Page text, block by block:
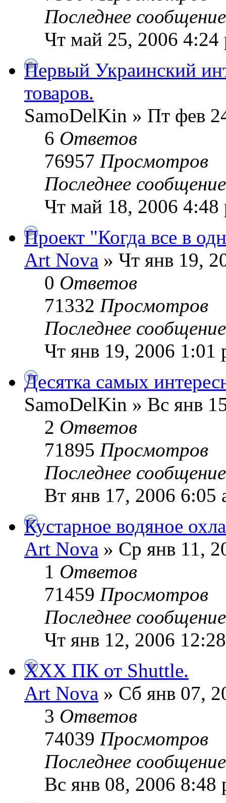
Последнее
Чт май 25, 2006 4:24
Первый Украинский
товаров.
SamoDelKin » Пт фев
6 Ответов
76957 Просмотров
Последнее
Чт май 18, 2006 4:48
Проект "Когда все в
Art Nova » Чт янв 19,
0 Ответов
71332 Просмотров
Последнее
Чт янв 19, 2006 1:01
Десятка самых
SamoDelKin » Вс янв
2 Ответов
71895 Просмотров
Последнее
Вт янв 17, 2006 6:05
Кустарное водяное
Art Nova » Ср янв 11,
1 Ответов
71459 Просмотров
Последнее
Чт янв 12, 2006
XXX ПК от Shuttle.
Art Nova » Сб янв 07,
3 Ответов
74039 Просмотров
Последнее
Вс янв 08, 2006 8:48